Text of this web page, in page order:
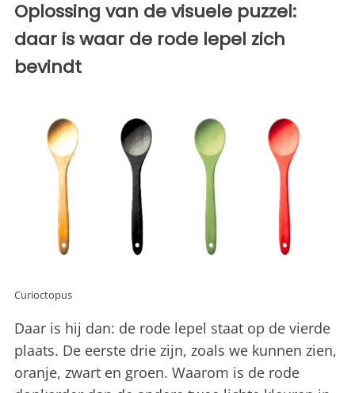
Oplossing van de visuele puzzel:
daar is waar de rode lepel zich
bevindt
Curioctopus
Daar is hij dan: de rode lepel staat op de vierde
plaats. De eerste drie zijn, zoals we kunnen zien,
oranje, zwart en groen. Waarom is de rode